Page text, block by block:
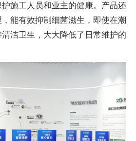
施工人员和业主的健康。产品还
能有效抑制细菌滋生，即使在潮
洁卫生， 大大降低了日常维护的